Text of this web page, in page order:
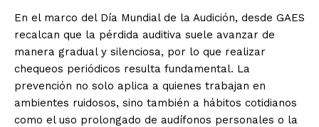
En el marco del Día Mundial de la Audición, desde GAES
recalcan que la pérdida auditiva suele avanzar de
manera gradual y silenciosa, por lo que realizar
chequeos periódicos resulta fundamental. La
prevención no solo aplica a quienes trabajan en
ambientes ruidosos, sino también a hábitos cotidianos
como el uso prolongado de audífonos personales o la